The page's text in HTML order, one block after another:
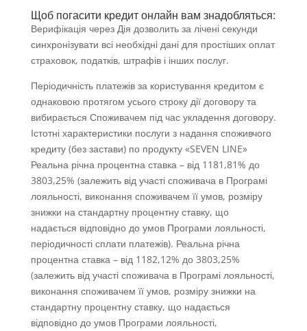
Щоб погасити кредит онлайн вам знадобляться:
Верифікація через Дія дозволить за лічені секунди
синхронізувати всі необхідні дані для простіших оплат
страховок, податків, штрафів і інших послуг.
Періодичність платежів за користування кредитом є
однаковою протягом усього строку дії договору та
вибирається Споживачем під час укладення договору.
Істотні характеристики послуги з надання споживчого
кредиту (без застави) по продукту «SEVEN LINE»
Реальна річна процентна ставка – від 1181,81% до
3803,25% (залежить від участі споживача в Програмі
лояльності, виконання споживачем її умов, розміру
знижки на стандартну процентну ставку, що
надається відповідно до умов Програми лояльності,
періодичності сплати платежів). Реальна річна
процентна ставка – від 1182,12% до 3803,25%
(залежить від участі споживача в Програмі лояльності,
виконання споживачем її умов, розміру знижки на
стандартну процентну ставку, що надається
відповідно до умов Програми лояльності,